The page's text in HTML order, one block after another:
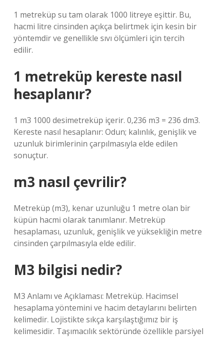
1 metreküp su tam olarak 1000 litreye eşittir. Bu,
hacmi litre cinsinden açıkça belirtmek için kesin bir
yöntemdir ve genellikle sıvı ölçümleri için tercih
edilir.
1 metreküp kereste nasıl
hesaplanır?
1 m3 1000 desimetreküp içerir. 0,236 m3 = 236 dm3.
Kereste nasıl hesaplanır: Odun; kalınlık, genişlik ve
uzunluk birimlerinin çarpılmasıyla elde edilen
sonuçtur.
m3 nasıl çevrilir?
Metreküp (m3), kenar uzunluğu 1 metre olan bir
küpün hacmi olarak tanımlanır. Metreküp
hesaplaması, uzunluk, genişlik ve yüksekliğin metre
cinsinden çarpılmasıyla elde edilir.
M3 bilgisi nedir?
M3 Anlamı ve Açıklaması: Metreküp. Hacimsel
hesaplama yöntemini ve hacim detaylarını belirten
kelimedir. Lojistikte sıkça karşılaştığımız bir iş
kelimesidir. Taşımacılık sektöründe özellikle parsiyel